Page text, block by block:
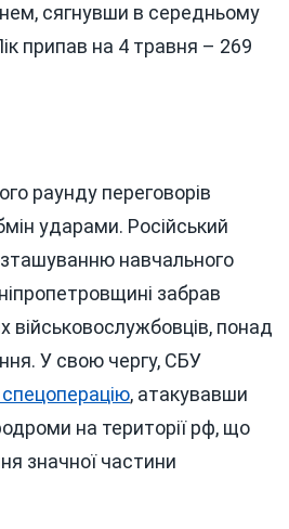
сягнувши в середньому
припав на 4 травня – 269
раунду переговорів
ударами. Російський
навчального
забрав
військовослужбовців, понад
У свою чергу, СБУ
, атакувавши
на території рф, що
значної частини